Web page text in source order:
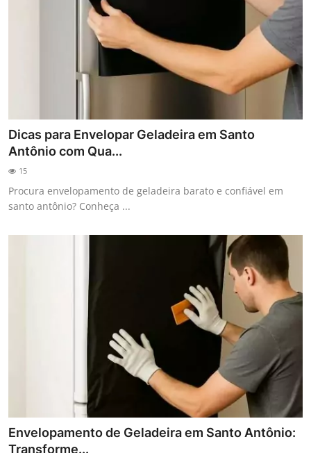
Dicas para Envelopar Geladeira em Santo
Antônio com Qua...
15
Procura envelopamento de geladeira barato e confiável em
santo antônio? Conheça ...
Envelopamento de Geladeira em Santo Antônio:
Transforme...